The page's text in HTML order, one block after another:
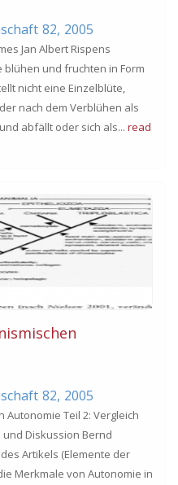
82, 2005
Jan Albert Rispens
und fruchten in Form
nicht eine Einzelblüte,
nach dem Verblühen als
abfällt oder sich als... read
82, 2005
Teil 2: Vergleich
Diskussion Bernd
Artikels (Elemente der
Merkmale von Autonomie in